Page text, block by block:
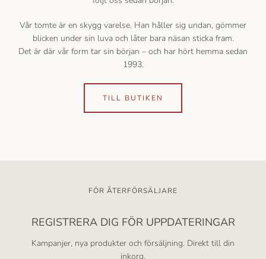
Vår tomte är en skygg varelse. Han håller sig undan, gömmer
blicken under sin luva och låter bara näsan sticka fram.
Det är där vår form tar sin början – och har hört hemma sedan
1993.
TILL BUTIKEN
FÖR ÅTERFÖRSÄLJARE
REGISTRERA DIG FÖR UPPDATERINGAR
Kampanjer, nya produkter och försäljning. Direkt till din
inkorg.